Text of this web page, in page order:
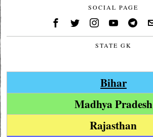
SOCIAL PAGE
STATE GK
Bihar
Madhya Pradesh
Rajasthan